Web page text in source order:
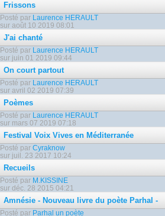
Frissons
Posté par Laurence HERAULT
sur août 10 2019 08:01
J'ai chanté
Posté par Laurence HERAULT
sur juin 01 2019 09:44
On court partout
Posté par Laurence HERAULT
sur avril 02 2019 07:39
Poèmes
Posté par Laurence HERAULT
sur mars 07 2019 07:18
Festival Voix Vives en Méditerranée
Posté par Cyraknow
sur juil. 23 2017 10:24
Recueils
Posté par M.KISSINE
sur déc. 28 2015 04:21
Amnésie - Nouveau livre du poète Parhal -
Posté par Parhal un poète